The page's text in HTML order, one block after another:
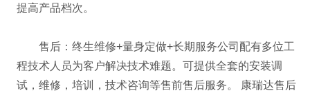
提高产品档次。
售后：终生维修+量身定做+长期服务公司配有多位工
程技术人员为客户解决技术难题。可提供全套的安装调
试，维修，培训，技术咨询等售前售后服务。 康瑞达售后